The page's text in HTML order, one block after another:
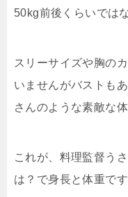
50kg前後くらいでは
スリーサイズや胸の
いませんがバストも
さんのような素敵な
これが、料理監督う
は？で身長と体重です